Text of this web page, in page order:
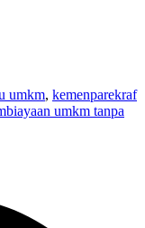
umkm, kemenparekraf
umkm tanpa